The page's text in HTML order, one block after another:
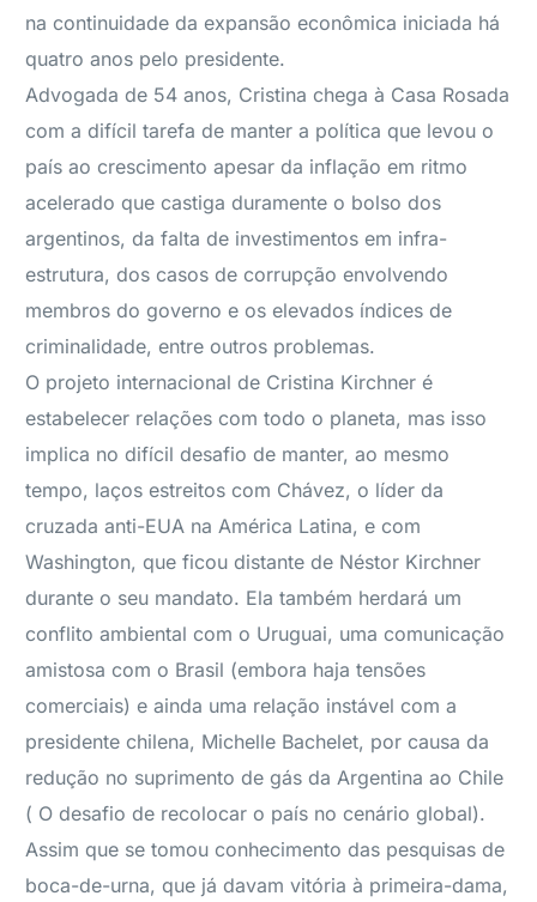
na continuidade da expansão econômica iniciada há
quatro anos pelo presidente.
Advogada de 54 anos, Cristina chega à Casa Rosada
com a difícil tarefa de manter a política que levou o
país ao crescimento apesar da inflação em ritmo
acelerado que castiga duramente o bolso dos
argentinos, da falta de investimentos em infra-
estrutura, dos casos de corrupção envolvendo
membros do governo e os elevados índices de
criminalidade, entre outros problemas.
O projeto internacional de Cristina Kirchner é
estabelecer relações com todo o planeta, mas isso
implica no difícil desafio de manter, ao mesmo
tempo, laços estreitos com Chávez, o líder da
cruzada anti-EUA na América Latina, e com
Washington, que ficou distante de Néstor Kirchner
durante o seu mandato. Ela também herdará um
conflito ambiental com o Uruguai, uma comunicação
amistosa com o Brasil (embora haja tensões
comerciais) e ainda uma relação instável com a
presidente chilena, Michelle Bachelet, por causa da
redução no suprimento de gás da Argentina ao Chile
( O desafio de recolocar o país no cenário global).
Assim que se tomou conhecimento das pesquisas de
boca-de-urna, que já davam vitória à primeira-dama,